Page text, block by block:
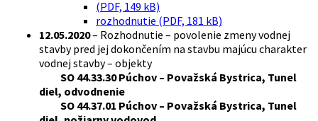
(PDF, 149 kB)
rozhodnutie (PDF, 181 kB)
12.05.2020– Rozhodnutie – povolenie zmeny vodnej
stavby pred jej dokončením na stavbu majúcu charakter
vodnej stavby – objekty
SO 44.33.30 Púchov – Považská Bystrica, Tunel
diel, odvodnenie
SO 44.37.01 Púchov – Považská Bystrica, Tunel